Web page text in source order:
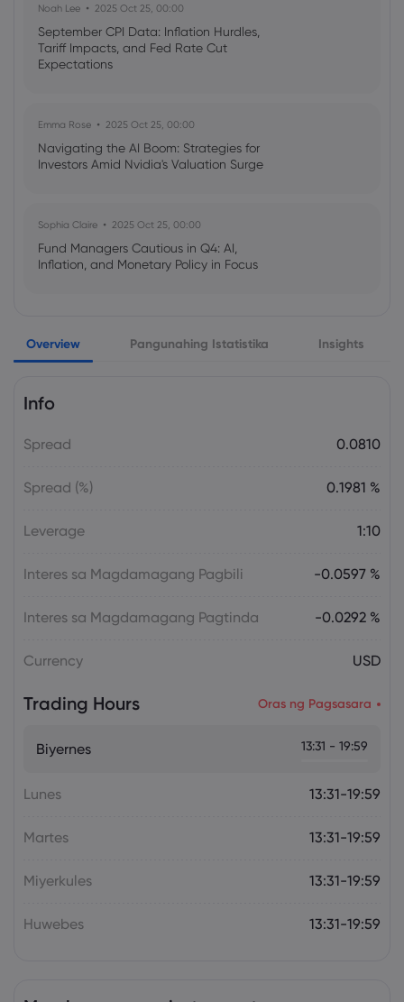
Noah Lee 2025 Oct 25, 00:00
September CPI Data: Inflation Hurdles,
Tariff Impacts, and Fed Rate Cut
Expectations
Emma Rose 2025 Oct 25, 00:00
Navigating the AI Boom: Strategies for
Investors Amid Nvidia's Valuation Surge
Sophia Claire 2025 Oct 25, 00:00
Fund Managers Cautious in Q4: AI,
Inflation, and Monetary Policy in Focus
US Government Shutdown Threatens
October Inflation Data Release
US-EU Relations: Russia Sanctions Unite
Overview Pangunahing Istatistika Insights
Info
Spread 0.0810
Spread (%) 0.1981 %
Leverage 1:10
Interes sa Magdamagang Pagbili -0.0597 %
Interes sa Magdamagang Pagtinda -0.0292 %
Currency USD
Trading Hours Oras ng Pagsasara
Biyernes 13:31 - 19:59
Lunes 13:31-19:59
Martes 13:31-19:59
Miyerkules 13:31-19:59
Huwebes 13:31-19:59